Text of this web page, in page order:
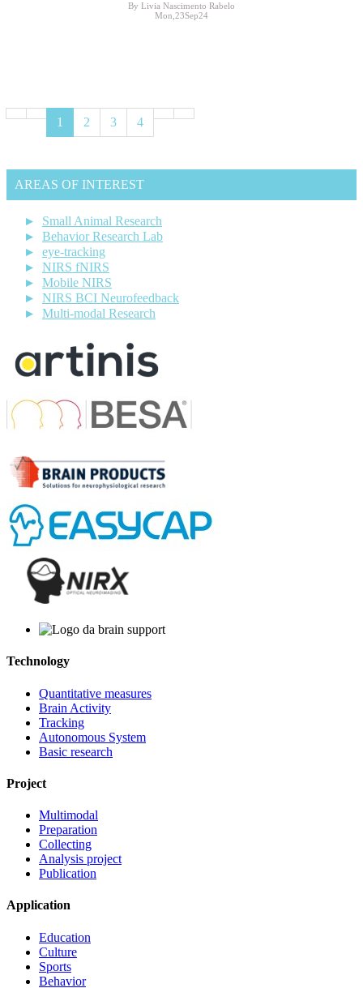
By Livia Nascimento Rabelo
Mon,23Sep24
1 2 3 4
AREAS OF INTEREST
Small Animal Research
Behavior Research Lab
eye-tracking
NIRS fNIRS
Mobile NIRS
NIRS BCI Neurofeedback
Multi-modal Research
Technology
Quantitative measures
Brain Activity
Tracking
Autonomous System
Basic research
Project
Multimodal
Preparation
Collecting
Analysis project
Publication
Application
Education
Culture
Sports
Behavior